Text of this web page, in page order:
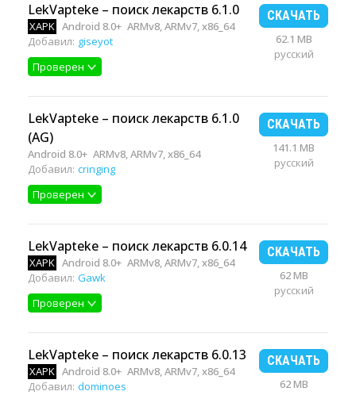
LekVapteke – поиск лекарств 6.1.0
XAPK Android 8.0+ ARMv8, ARMv7, x86_64
Добавил: giseyot
Проверен
СКАЧАТЬ
62.1 MB
русский
LekVapteke – поиск лекарств 6.1.0
(AG)
Android 8.0+ ARMv8, ARMv7, x86_64
Добавил: cringing
Проверен
СКАЧАТЬ
141.1 MB
русский
LekVapteke – поиск лекарств 6.0.14
XAPK Android 8.0+ ARMv8, ARMv7, x86_64
Добавил: Gawk
Проверен
СКАЧАТЬ
62 MB
русский
LekVapteke – поиск лекарств 6.0.13
XAPK Android 8.0+ ARMv8, ARMv7, x86_64
Добавил: dominoes
СКАЧАТЬ
62 MB